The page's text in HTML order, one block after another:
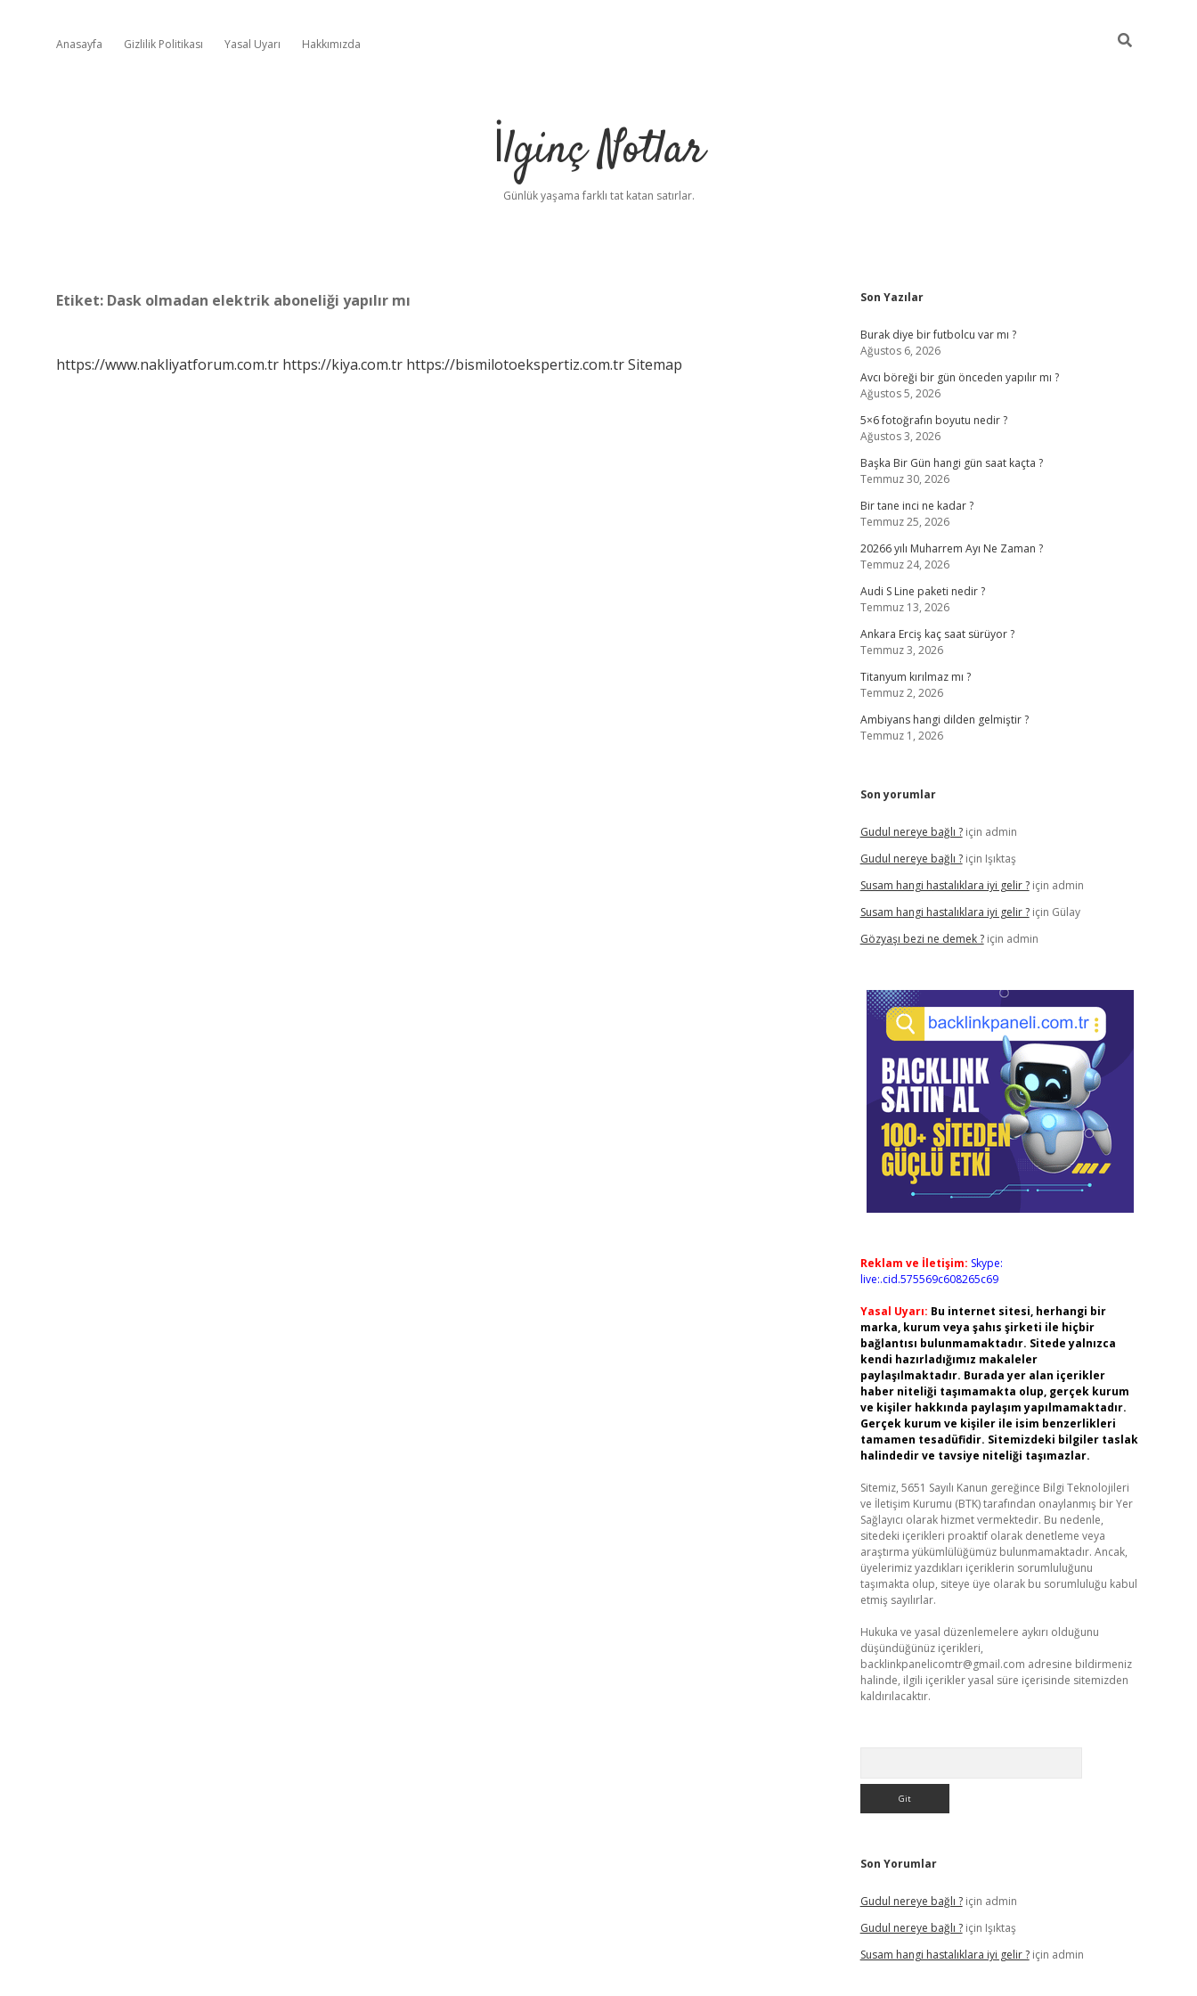
Anasayfa Gizlilik Politikası Yasal Uyarı Hakkımızda
İlginç Notlar
Günlük yaşama farklı tat katan satırlar.
Etiket: Dask olmadan elektrik aboneliği yapılır mı
https://www.nakliyatforum.com.tr https://kiya.com.tr https://bismilotoekspertiz.com.trSitemap
Sidebar
Son Yazılar
Burak diye bir futbolcu var mı ?
Ağustos 6, 2026
Avcı böreği bir gün önceden yapılır mı ?
Ağustos 5, 2026
5×6 fotoğrafın boyutu nedir ?
Ağustos 3, 2026
Başka Bir Gün hangi gün saat kaçta ?
Temmuz 30, 2026
Bir tane inci ne kadar ?
Temmuz 25, 2026
20266 yılı Muharrem Ayı Ne Zaman ?
Temmuz 24, 2026
Audi S Line paketi nedir ?
Temmuz 13, 2026
Ankara Erciş kaç saat sürüyor ?
Temmuz 3, 2026
Titanyum kırılmaz mı ?
Temmuz 2, 2026
Ambiyans hangi dilden gelmiştir ?
Temmuz 1, 2026
Son yorumlar
Gudul nereye bağlı ?için admin
Gudul nereye bağlı ?için Işıktaş
Susam hangi hastalıklara iyi gelir ?için admin
Susam hangi hastalıklara iyi gelir ?için Gülay
Gözyaşı bezi ne demek ?için admin
Reklam ve İletişim: Skype:
live:.cid.575569c608265c69
Yasal Uyarı: Bu internet sitesi, herhangi bir
marka, kurum veya şahıs şirketi ile hiçbir
bağlantısı bulunmamaktadır. Sitede yalnızca
kendi hazırladığımız makaleler
paylaşılmaktadır. Burada yer alan içerikler
haber niteliği taşımamakta olup, gerçek kurum
ve kişiler hakkında paylaşım yapılmamaktadır.
Gerçek kurum ve kişiler ile isim benzerlikleri
tamamen tesadüfidir. Sitemizdeki bilgiler taslak
halindedir ve tavsiye niteliği taşımazlar.
Sitemiz, 5651 Sayılı Kanun gereğince Bilgi Teknolojileri
ve İletişim Kurumu (BTK) tarafından onaylanmış bir Yer
Sağlayıcı olarak hizmet vermektedir. Bu nedenle,
sitedeki içerikleri proaktif olarak denetleme veya
araştırma yükümlülüğümüz bulunmamaktadır. Ancak,
üyelerimiz yazdıkları içeriklerin sorumluluğunu
taşımakta olup, siteye üye olarak bu sorumluluğu kabul
etmiş sayılırlar.
Hukuka ve yasal düzenlemelere aykırı olduğunu
düşündüğünüz içerikleri,
backlinkpanelicomtr@gmail.com adresine bildirmeniz
halinde, ilgili içerikler yasal süre içerisinde sitemizden
kaldırılacaktır.
Son Yorumlar
Gudul nereye bağlı ?için admin
Gudul nereye bağlı ?için Işıktaş
Susam hangi hastalıklara iyi gelir ?için admin